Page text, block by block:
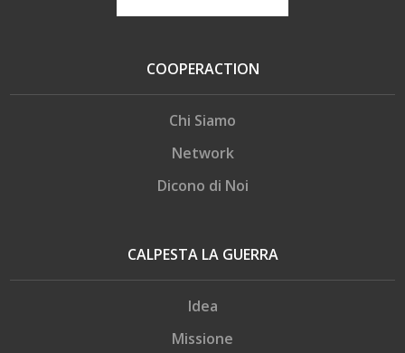
COOPERACTION
Chi Siamo
Network
Dicono di Noi
CALPESTA LA GUERRA
Idea
Missione